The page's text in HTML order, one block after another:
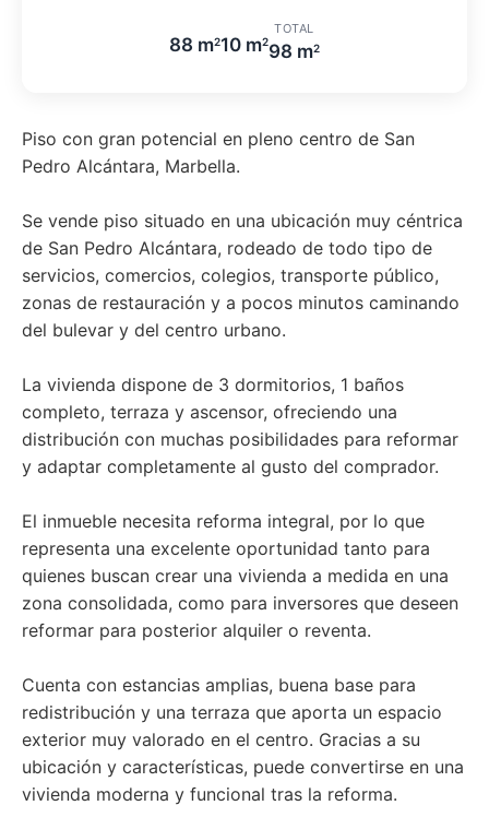
88 m210 m2
TOTAL
98 m2
Piso con gran potencial en pleno centro de San
Pedro Alcántara, Marbella.
Se vende piso situado en una ubicación muy céntrica
de San Pedro Alcántara, rodeado de todo tipo de
servicios, comercios, colegios, transporte público,
zonas de restauración y a pocos minutos caminando
del bulevar y del centro urbano.
La vivienda dispone de 3 dormitorios, 1 baños
completo, terraza y ascensor, ofreciendo una
distribución con muchas posibilidades para reformar
y adaptar completamente al gusto del comprador.
El inmueble necesita reforma integral, por lo que
representa una excelente oportunidad tanto para
quienes buscan crear una vivienda a medida en una
zona consolidada, como para inversores que deseen
reformar para posterior alquiler o reventa.
Cuenta con estancias amplias, buena base para
redistribución y una terraza que aporta un espacio
exterior muy valorado en el centro. Gracias a su
ubicación y características, puede convertirse en una
vivienda moderna y funcional tras la reforma.